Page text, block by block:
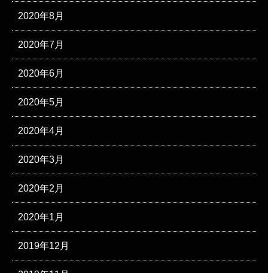
2020年8月
2020年7月
2020年6月
2020年5月
2020年4月
2020年3月
2020年2月
2020年1月
2019年12月